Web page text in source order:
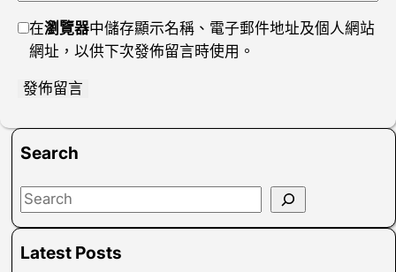
在瀏覽器中儲存顯示名稱、電子郵件地址及個人網站
網址，以供下次發佈留言時使用。
Search
S
aLatest Posts